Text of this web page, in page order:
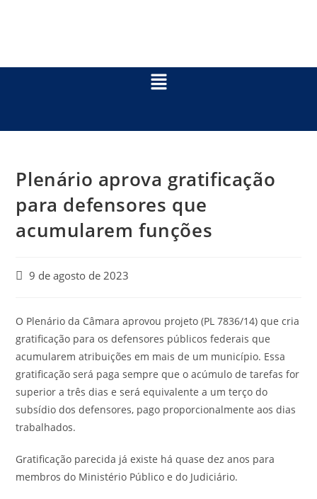
Plenário aprova gratificação
para defensores que
acumularem funções
9 de agosto de 2023
O Plenário da Câmara aprovou projeto (PL 7836/14) que cria
gratificação para os defensores públicos federais que
acumularem atribuições em mais de um município. Essa
gratificação será paga sempre que o acúmulo de tarefas for
superior a três dias e será equivalente a um terço do
subsídio dos defensores, pago proporcionalmente aos dias
trabalhados.
Gratificação parecida já existe há quase dez anos para
membros do Ministério Público e do Judiciário.